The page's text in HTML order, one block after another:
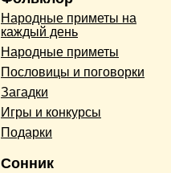
Народные приметы на
каждый день
Народные приметы
Пословицы и поговорки
Загадки
Игры и конкурсы
Подарки
Сонник